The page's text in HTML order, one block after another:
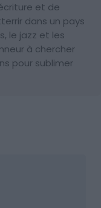
et de
dans un pays
le jazz et les
à chercher
pour sublimer